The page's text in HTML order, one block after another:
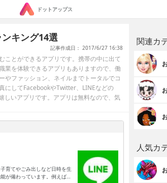
ドットアップス
キング14選
記事作成日： 2017/6/27 16:38
ことができるアプリです。携帯の中に出て
業を体験できるアプリもありますので、働
やファッション、ネイルまでトータルでコ
にしてFacebookやTwitter、LINEなどの
しいアプリです。アプリは無料なので、気
育てやごみ出しなど日時を生
が備わっています。例えば福
関連カ
人気カ